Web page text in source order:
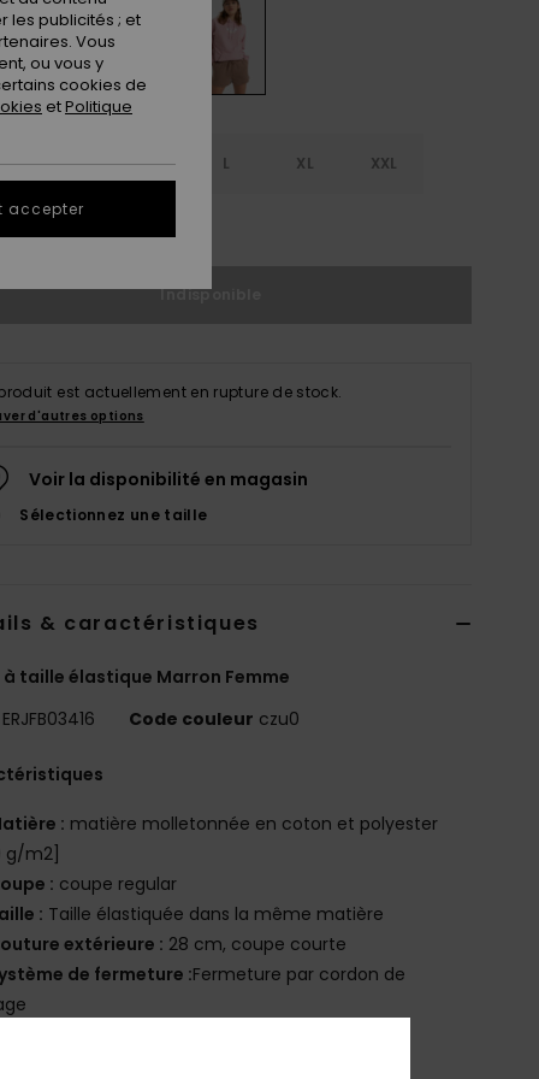
S M L XL XXL
le Guide des tailles
Indisponible
est actuellement en rupture de stock.
d'autres options
Voir la disponibilité en magasin
Sélectionnez une taille
& caractéristiques
taille élastique Marron Femme
ERJFB03416 Code couleur czu0
: matière molletonnée en coton et polyester
g/m2]
: coupe regular
: Taille élastiquée dans la même matière
extérieure : 28 cm, coupe courte
de fermeture :Fermeture par cordon de
les publicités ; et
Vous
ou vous y
cookies de
etPolitique
accepter